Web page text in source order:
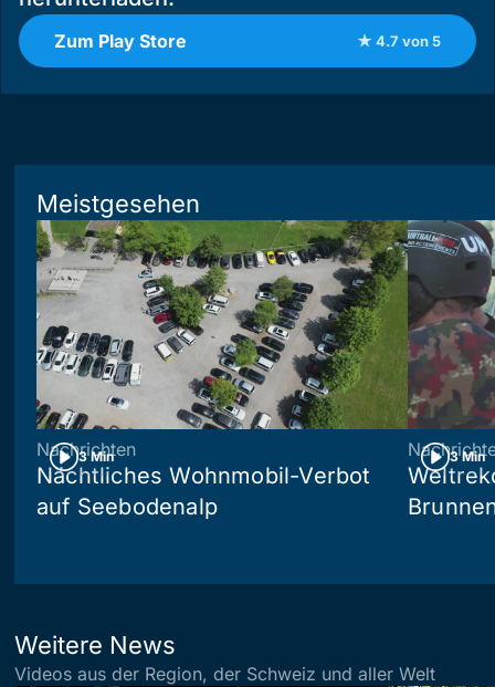
Zum Play Store ★ 4.7 von 5
Meistgesehen
3 Min
Nachrichten
Nächtliches Wohnmobil-Verbot
auf Seebodenalp
3 Min
Weitere News
Videos aus der Region, der Schweiz und aller Welt